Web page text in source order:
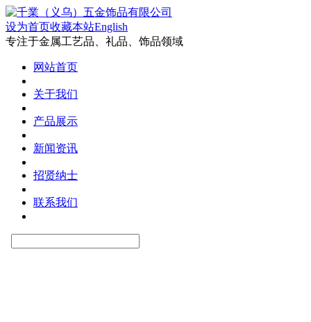
设为首页收藏本站English
专注于金属工艺品、礼品、饰品领域
网站首页
关于我们
产品展示
新闻资讯
招贤纳士
联系我们